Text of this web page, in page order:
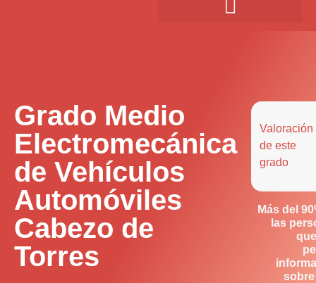
Grado Medio
Electromecánica
de Vehículos
Automóviles
Cabezo de
Torres
Valoración
de este
grado
Más del
las